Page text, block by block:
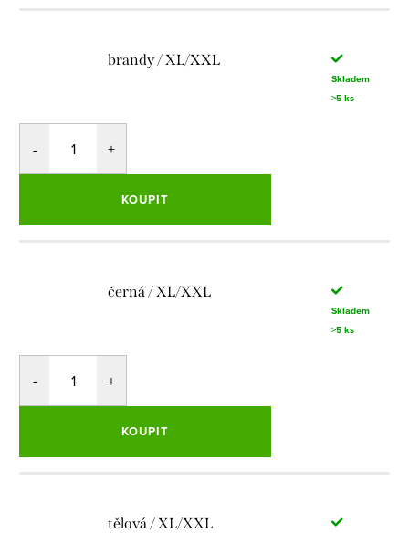
brandy / XL/XXL
Skladem
>5 ks
KOUPIT
černá / XL/XXL
Skladem
>5 ks
KOUPIT
tělová / XL/XXL